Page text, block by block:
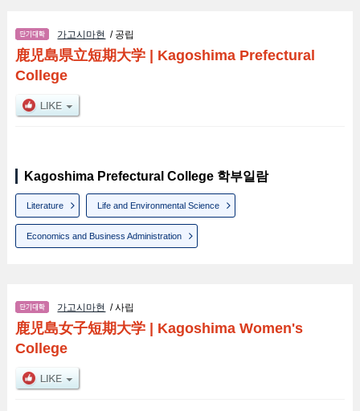
가고시마현 / 공립
鹿児島県立短期大学| Kagoshima Prefectural
College
Kagoshima Prefectural College 학부일람
Literature Life and Environmental Science
Economics and Business Administration
가고시마현 / 사립
鹿児島女子短期大学| Kagoshima Women's
College